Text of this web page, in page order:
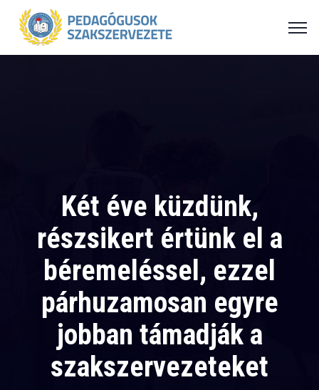
Két éve küzdünk,
részsikert értünk el a
béremeléssel, ezzel
párhuzamosan egyre
jobban támadják a
szakszervezeteket